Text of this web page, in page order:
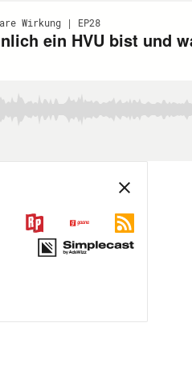
Wirkung | EP28
ein HVU bist und